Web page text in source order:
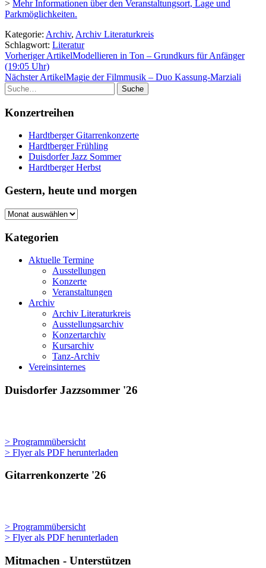
> Mehr Informationen über den Veranstaltungsort, Lage und
Parkmöglichkeiten.
Kategorie: Archiv, Archiv Literaturkreis
Schlagwort: Literatur
Vorheriger ArtikelModellieren in Ton – Grundkurs für Anfänger
(19:05 Uhr)
Nächster ArtikelMagie der Filmmusik – Duo Kassung-Marziali
Suche
Konzertreihen
Hardtberger Gitarrenkonzerte
Hardtberger Frühling
Duisdorfer Jazz Sommer
Hardtberger Herbst
Gestern, heute und morgen
Gestern,
und
morgen
Kategorien
Aktuelle Termine
Ausstellungen
Konzerte
Veranstaltungen
Archiv
Archiv Literaturkreis
Ausstellungsarchiv
Konzertarchiv
Kursarchiv
Tanz-Archiv
Vereinsinternes
Duisdorfer Jazzsommer '26
> Programmübersicht
> Flyer als PDF herunterladen
Gitarrenkonzerte '26
> Programmübersicht
> Flyer als PDF herunterladen
Mitmachen - Unterstützen